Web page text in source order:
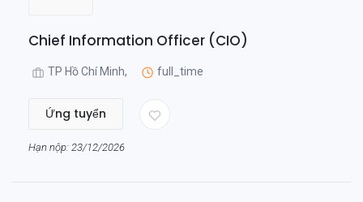
Chief Information Officer (CIO)
TP Hồ Chí Minh, full_time
Ứng tuyển
Hạn nộp: 23/12/2026